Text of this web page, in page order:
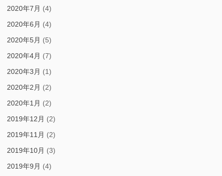
2020年7月 (4)
2020年6月 (4)
2020年5月 (5)
2020年4月 (7)
2020年3月 (1)
2020年2月 (2)
2020年1月 (2)
2019年12月 (2)
2019年11月 (2)
2019年10月 (3)
2019年9月 (4)